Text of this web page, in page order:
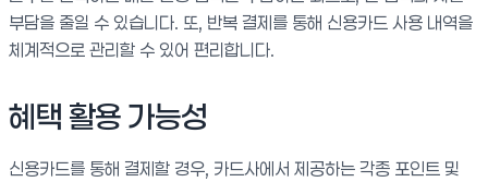
부담을 줄일 수 있습니다. 또, 반복 결제를 통해 신용카드 사용 내역을
체계적으로 관리할 수 있어 편리합니다.
혜택 활용 가능성
신용카드를 통해 결제할 경우, 카드사에서 제공하는 각종 포인트 및